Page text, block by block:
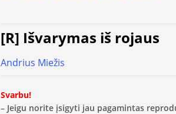
[R] Išvarymas iš rojaus
Andrius Miežis
Svarbu!
– Jeigu norite įsigyti jau pagamintas